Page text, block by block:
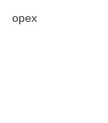
орех